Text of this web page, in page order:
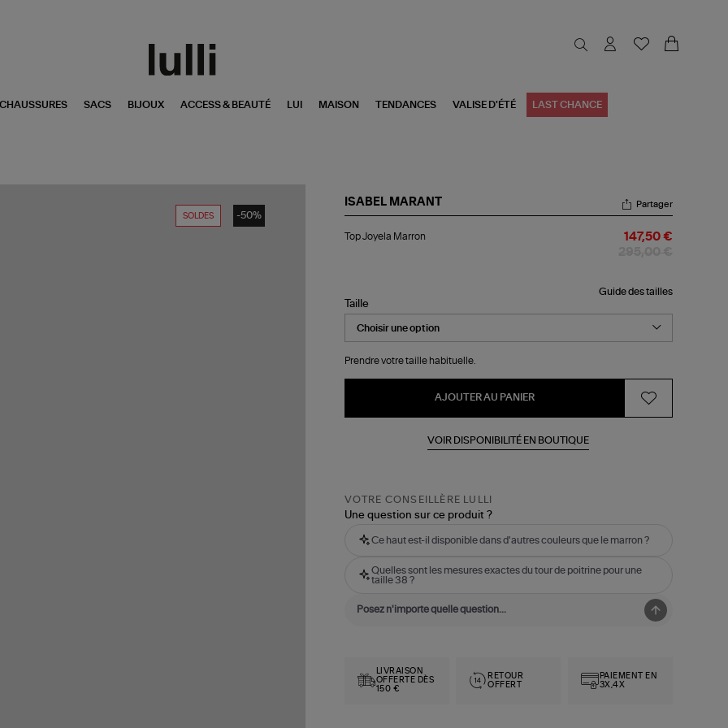
CHAUSSURES SACS BIJOUX ACCESS & BEAUTÉ LUI MAISON TENDANCES VALISE D'ÉTÉ LAST CHANCE
SOLDES -50%
ISABEL MARANT
Joyela
Partager
Top Joyela Marron 147,50 €
Guide des tailles
Taille
Prendre votre taille habituelle.
AJOUTER AU PANIER
VOIR DISPONIBILITÉ EN BOUTIQUE
VOTRE CONSEILLÈRE LULLI
Une question sur ce produit ?
Ce haut est-il disponible dans d'autres couleurs que le marron ?
Quelles sont les mesures exactes du tour de poitrine pour une
taille 38 ?
LIVRAISON
OFFERTE DÈS
150 €
RETOUR
OFFERT
PAIEMENT EN
3X,4X